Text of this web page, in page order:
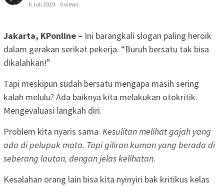
6 Juli 2019
0 views
Jakarta, KPonline – Ini barangkali slogan paling heroik
dalam gerakan serikat pekerja. “Buruh bersatu tak bisa
dikalahkan!”
Tapi meskipun sudah bersatu mengapa masih sering
kalah melulu? Ada baiknya kita melakukan otokritik.
Mengevaluasi langkah diri.
Problem kita nyaris sama. Kesulitan melihat gajah yang
ada di pelupuk mata. Tapi giliran kuman yang berada di
seberang lautan, dengan jelas kelihatan.
Kesalahan orang lain bisa kita nyinyiri bak kritikus kelas